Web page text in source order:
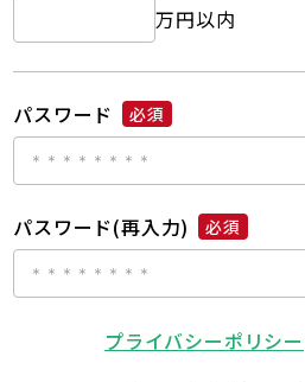
万円以内
パスワード 必須
パスワード(再入力) 必須
プライバシーポリシー